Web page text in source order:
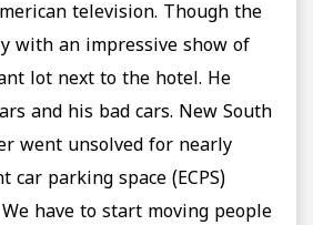
television. Though the
with an impressive show of
lot next to the hotel. He
and his bad cars. New South
went unsolved for nearly
car parking space (ECPS)
have to start moving people